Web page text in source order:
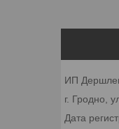
ИП
г. Гродно,
Дата